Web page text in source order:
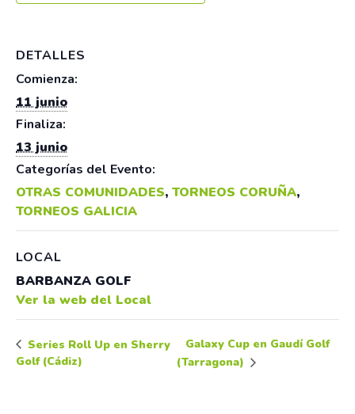
DETALLES
Comienza:
11 junio
Finaliza:
13 junio
Categorías del Evento:
OTRAS COMUNIDADES, TORNEOS CORUÑA,
TORNEOS GALICIA
LOCAL
BARBANZA GOLF
Ver la web del Local
Series Roll Up en Sherry
Golf (Cádiz)
Galaxy Cup en Gaudí Golf
(Tarragona)